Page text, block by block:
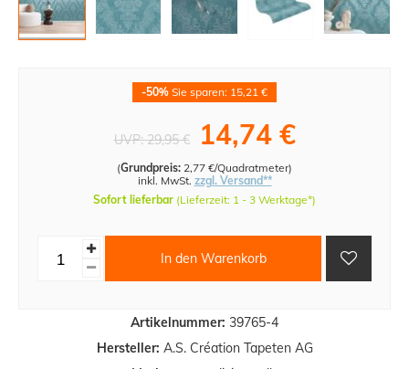
Artikelnummer: 39765-4
Hersteller: A.S. Création Tapeten AG
-50% Sie sparen: 15,21 €
UVP:29,95 € 14,74 €
(Grundpreis: 2,77 €/Quadratmeter)
inkl. MwSt. zzgl. Versand**
Sofort lieferbar (Lieferzeit: 1 - 3 Werktage*)
In den Warenkorb